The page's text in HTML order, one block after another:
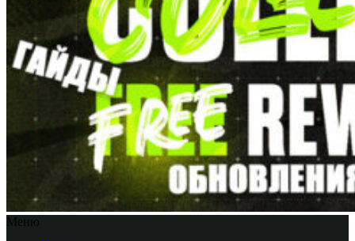
Меню